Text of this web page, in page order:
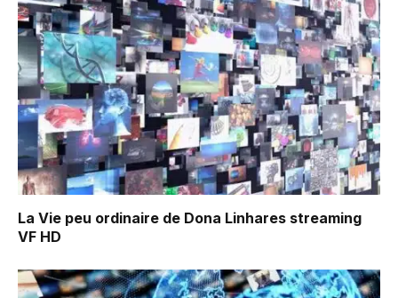
La Vie peu ordinaire de Dona Linhares streaming
VF HD